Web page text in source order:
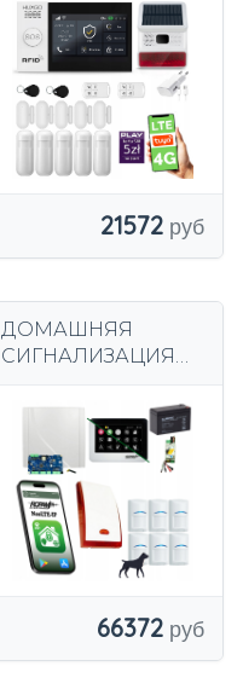
комплект
сигнализации
HUXGO HXA007
R5D5
21572
ДОМАШНЯЯ
СИГНАЛИЗАЦИЯ
ДЕТЕКТОРОВ ДЛЯ
ЛЮБИМЫХ BOSCH
ПРОФЕССИОНАЛЬ
НАЯ
СИГНАЛИЗАЦИЯ
66372